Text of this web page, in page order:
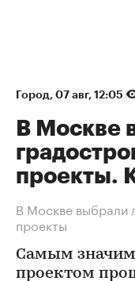
Город 07 авг, 12:05
В Москве
проекты.
В Москве выбрали
проекты
Самым
проектом